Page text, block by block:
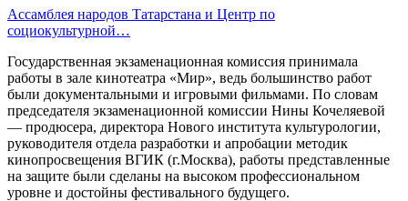
Ассамблея народов Татарстана и Центр по
социокультурной…
Государственная экзаменационная комиссия принимала
работы в зале кинотеатра «Мир», ведь большинство работ
были документальными и игровыми фильмами. По словам
председателя экзаменационной комиссии Нины Кочеляевой
— продюсера, директора Нового института культурологии,
руководителя отдела разработки и апробации методик
кинопросвещения ВГИК (г.Москва), работы представленные
на защите были сделаны на высоком профессиональном
уровне и достойны фестивального будущего.